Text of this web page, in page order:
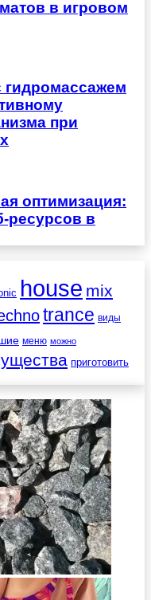
в игровом
при
оптимизация:
ресурсов в
house mix
trance виды
меню можно
приготовить